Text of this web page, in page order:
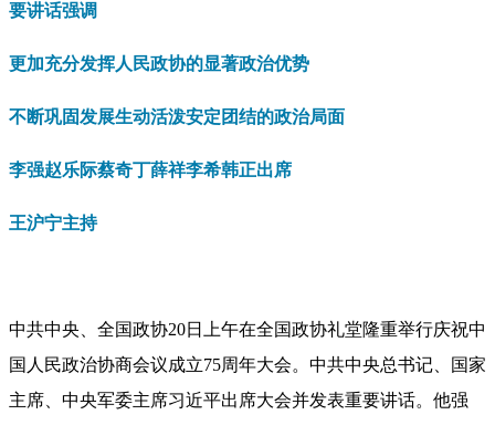
要讲话强调
更加充分发挥人民政协的显著政治优势
不断巩固发展生动活泼安定团结的政治局面
李强赵乐际蔡奇丁薛祥李希韩正出席
王沪宁主持
中共中央、全国政协20日上午在全国政协礼堂隆重举行庆祝中
国人民政治协商会议成立75周年大会。中共中央总书记、国家
主席、中央军委主席习近平出席大会并发表重要讲话。他强